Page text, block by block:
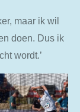
maar ik wil
doen. Dus ik
wordt.’